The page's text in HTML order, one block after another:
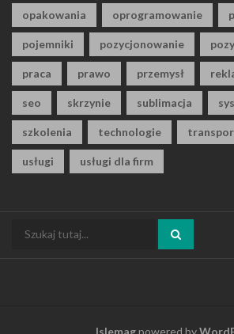
opakowania oprogramowanie
pojemniki pozycjonowanie
praca prawo przemysł
seo skrzynie sublimacja
szkolenia technologie
usługi usługi dla firm
Islemagpowered by